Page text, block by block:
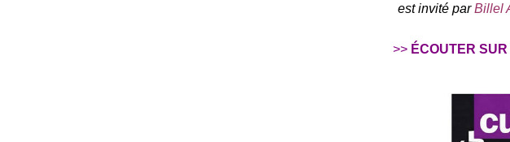
est invité parBillel
>> ÉCOUTER